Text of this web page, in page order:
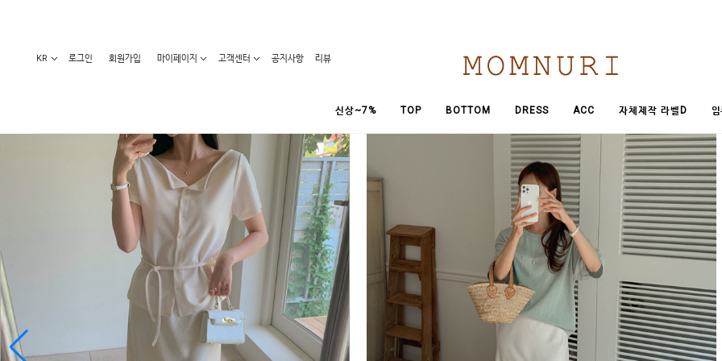
KR 로그인 회원가입 마이페이지 고객센터 공지사항 리뷰
신상~7% TOP BOTTOM DRESS ACC 자체제작 라벨D
카테고리
베스트100
라벨디
세일50-80%
임산부화장품
1+1세일
기획전
블라우스/니트
티/나시
아우터
임산부하의
레깅스/스타킹
수유복
코디아이템
특가상품
홈웨어
요가복
수영복
언더웨어
앱특가